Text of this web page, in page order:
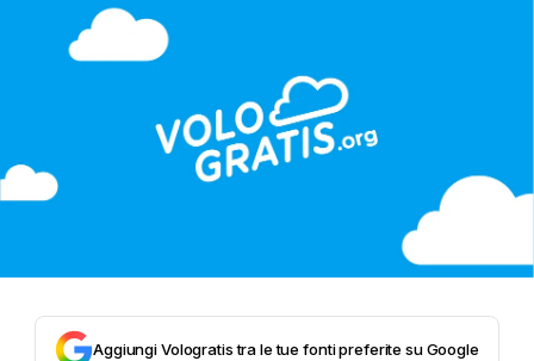
Aggiungi Vologratis tra le tue fonti preferite su Google